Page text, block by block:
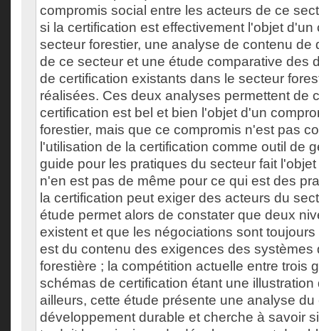
compromis social entre les acteurs de ce
si la certification est effectivement l'objet
secteur forestier, une analyse de contenu de
de ce secteur et une étude comparative des
de certification existants dans le secteur
réalisées. Ces deux analyses permettent de
certification est bel et bien l'objet d'un
forestier, mais que ce compromis n'est pas
l'utilisation de la certification comme outil de
guide pour les pratiques du secteur fait
n'en est pas de même pour ce qui est des
la certification peut exiger des acteurs du
étude permet alors de constater que deux
existent et que les négociations sont
est du contenu des exigences des systèmes
forestière ; la compétition actuelle entre trois
schémas de certification étant une illustration
ailleurs, cette étude présente une analyse
développement durable et cherche à savoir